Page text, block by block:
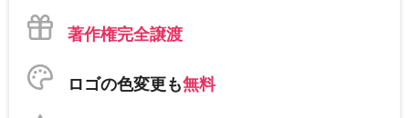
著作権完全譲渡
ロゴの色変更も無料